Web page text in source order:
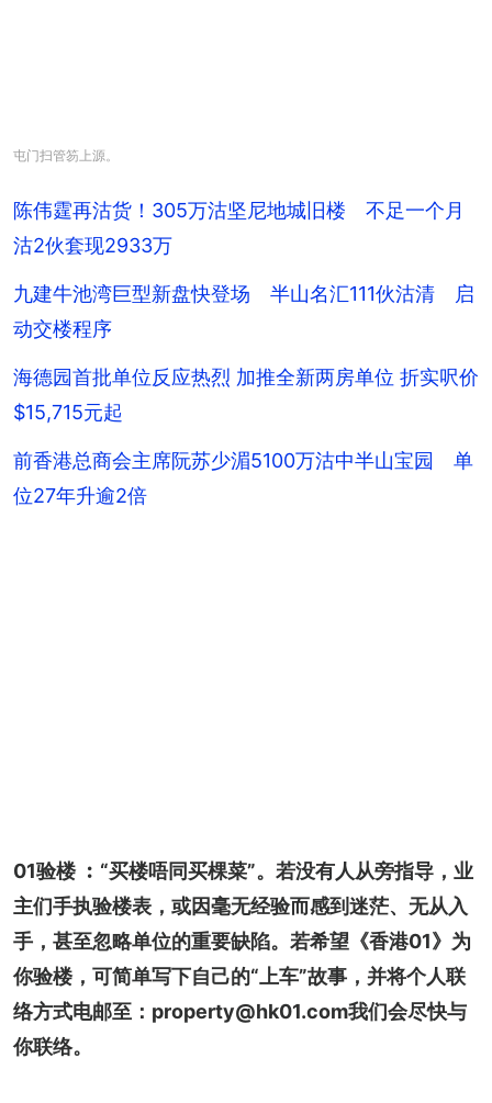
屯门扫管笏上源。
陈伟霆再沽货！305万沽坚尼地城旧楼 不足一个月
沽2伙套现2933万
九建牛池湾巨型新盘快登场 半山名汇111伙沽清 启
动交楼程序
海德园首批单位反应热烈 加推全新两房单位 折实呎价
$15,715元起
前香港总商会主席阮苏少湄5100万沽中半山宝园 单
位27年升逾2倍
01验楼 ︰“买楼唔同买棵菜”。若没有人从旁指导，业
主们手执验楼表，或因毫无经验而感到迷茫、无从入
手，甚至忽略单位的重要缺陷。若希望《香港01》为
你验楼，可简单写下自己的“上车”故事，并将个人联
络方式电邮至：property@hk01.com我们会尽快与
你联络。